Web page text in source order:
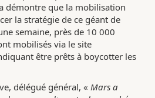
démontre que la mobilisation
la stratégie de ce géant de
semaine, près de 10 000
mobilisés via le site
être prêts à boycotter les
délégué général, « Mars a